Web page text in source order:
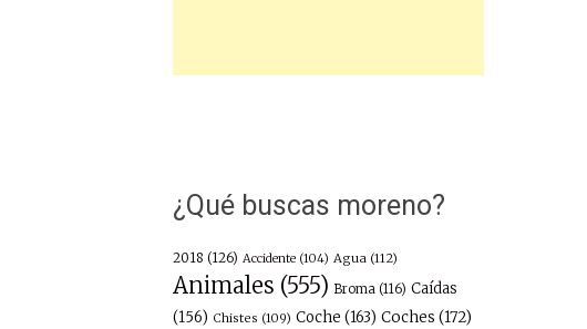
¿Qué buscas moreno?
2018 (126) Accidente(104) Agua(112)
Animales (555) Broma(116) Caídas
(156) Chistes (109) Coche (163) Coches (172)